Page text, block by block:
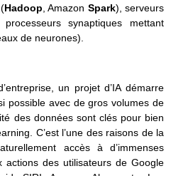
Hadoop , Amazon Spark), serveurs
synaptiques mettant
de neurones).
un projet d’IA démarre
possible avec de gros volumes de
des données sont clés pour bien
C’est l’une des raisons de la
accès à d’immenses
actions des utilisateurs de Google